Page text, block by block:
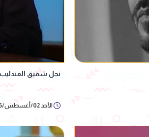
نجل شقيق
الأحد 02/أغسطس/2026 - 11:23 م